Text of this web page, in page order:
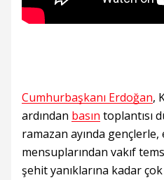
Cumhurbaşkanı Erdoğan,
ardından basın toplantısı
ramazan ayında
mensuplarından vakıf
şehit yanıklarına kadar